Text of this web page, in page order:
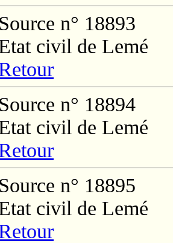
Source n° 18893
civil de Lemé
Source n° 18894
civil de Lemé
Source n° 18895
civil de Lemé